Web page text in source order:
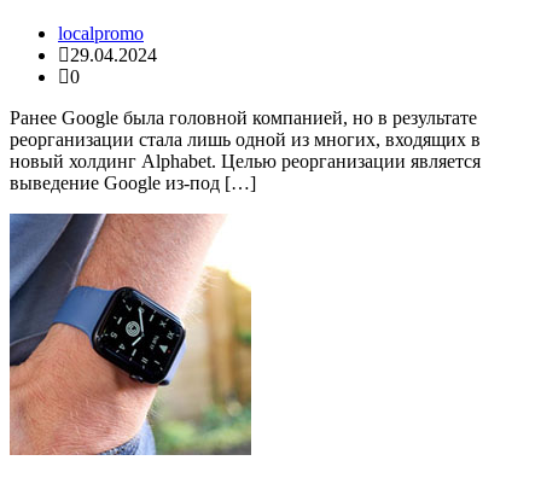
localpromo
29.04.2024
0
Ранее Google была головной компанией, но в результате
реорганизации стала лишь одной из многих, входящих в
новый холдинг Alphabet. Целью реорганизации является
выведение Google из-под […]